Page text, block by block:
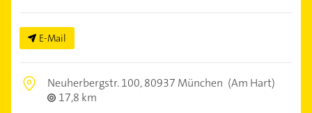
E-Mail
Neuherbergstr. 100,80937 München (Am Hart)
17,8 km